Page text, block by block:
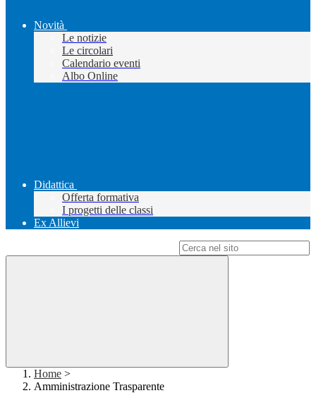
Novità
Le notizie
Le circolari
Calendario eventi
Albo Online
Didattica
Offerta formativa
I progetti delle classi
Ex Allievi
Home >
Amministrazione Trasparente